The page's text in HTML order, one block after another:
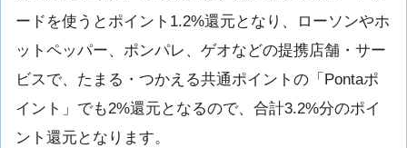
ードを使うとポイント1.2%還元となり、ローソンやホ
ットペッパー、ポンパレ、ゲオなどの提携店舗・サー
ビスで、たまる・つかえる共通ポイントの「Pontaポ
イント」でも2%還元となるので、合計3.2%分のポイ
ント還元となります。